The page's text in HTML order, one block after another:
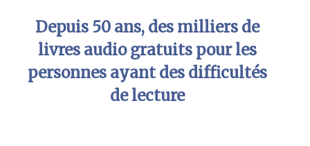
Depuis 50 ans, des milliers de
livres audio gratuits pour les
personnes ayant des difficultés
de lecture